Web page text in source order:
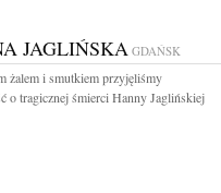
JAGLIŃSKA GDAŃSK
żalem i smutkiem przyjęliśmy
o tragicznej śmierci Hanny Jaglińskiej